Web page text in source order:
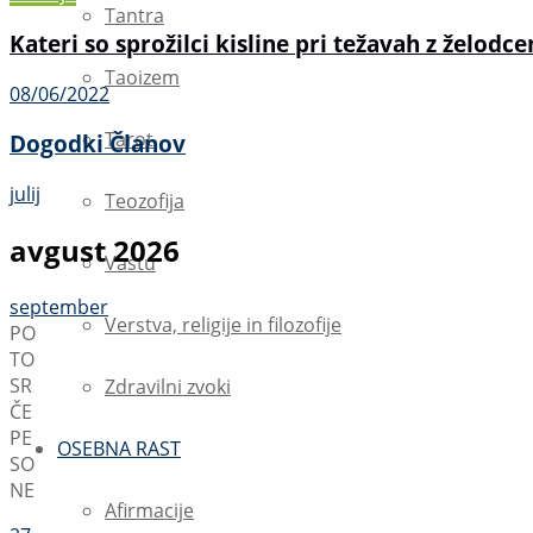
Tantra
Taoizem
Tarot
Teozofija
Vastu
Verstva, religije in filozofije
Zdravilni zvoki
OSEBNA RAST
Afirmacije
Kateri so sprožilci kisline pri težavah z
08/06/2022
Dogodki Članov
julij
avgust 2026
september
PO
TO
SR
ČE
PE
SO
NE